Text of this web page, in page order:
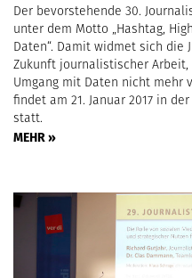
Der bevorstehende 30.
unter dem Motto „Hashtag,
Daten“. Damit widmet sich die
Zukunft journalistischer
Umgang mit Daten nicht mehr
findet am 21. Januar 2017 in
statt.
MEHR »